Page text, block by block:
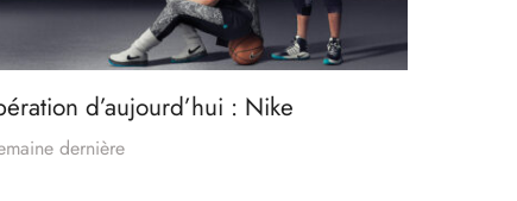
d’aujourd’hui : Nike
dernière